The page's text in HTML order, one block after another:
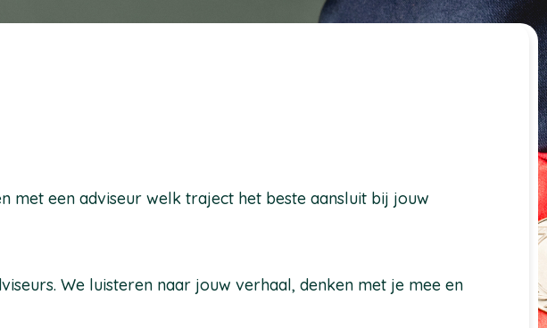
met een adviseur welk traject het beste aansluit bij jouw
We luisteren naar jouw verhaal, denken met je mee en